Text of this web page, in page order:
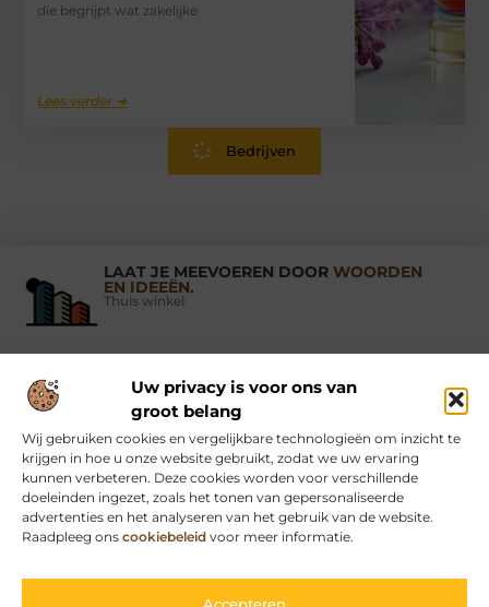
Uw privacy is voor ons van
groot belang
Wij gebruiken cookies en vergelijkbare technologieën om inzicht te
krijgen in hoe u onze website gebruikt, zodat we uw ervaring
kunnen verbeteren. Deze cookies worden voor verschillende
doeleinden ingezet, zoals het tonen van gepersonaliseerde
advertenties en het analyseren van het gebruik van de website.
Raadpleeg ons cookiebeleid voor meer informatie.
Accepteren
die begrijpt wat zakelijke
Lees verder ➜
Bedrijven
LAAT JE MEEVOEREN DOOR WOORDEN
EN IDEEËN.
Thuis winkel
Vind Ons Hier :
Beroemdheden Uit de Media Partners Over ons
Contact Schrijf mee Website index Cookiebeleid (EU)
Geld verdienen via internet: begin vandaag nog met online inkomen